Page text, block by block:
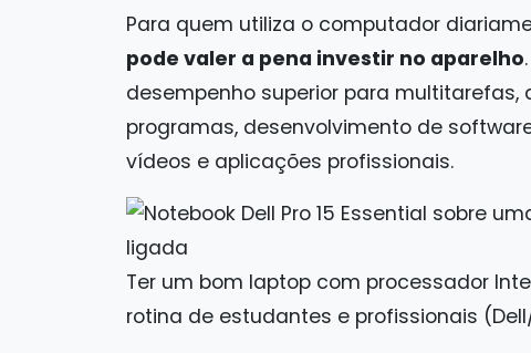
Para quem utiliza o computador
pode valer a pena investir no aparelho
desempenho superior para
programas, desenvolvimento de
vídeos e aplicações profissionais.
Ter um bom laptop com processador
rotina de estudantes e profissionais